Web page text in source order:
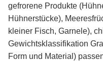
gefrorene Produkte
Hühnerstücke),
kleiner Fisch, Garnele),
Gewichtsklassifikation
Form und Material)